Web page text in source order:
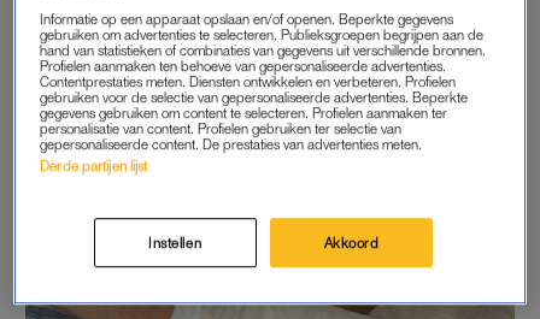
Informatie op een apparaat opslaan en/of openen. Beperkte gegevens
gebruiken om advertenties te selecteren. Publieksgroepen begrijpen aan de
hand van statistieken of combinaties van gegevens uit verschillende bronnen.
Profielen aanmaken ten behoeve van gepersonaliseerde advertenties.
Contentprestaties meten. Diensten ontwikkelen en verbeteren. Profielen
gebruiken voor de selectie van gepersonaliseerde advertenties. Beperkte
gegevens gebruiken om content te selecteren. Profielen aanmaken ter
personalisatie van content. Profielen gebruiken ter selectie van
gepersonaliseerde content. De prestaties van advertenties meten.
Derde partijen lijst
Instellen Akkoord